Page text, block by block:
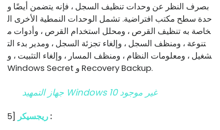
بصرف النظر عن وحدات تنظيف السجل ، فإنه يتضمن أيضًا و
حدة سطح مكتب افتراضية. تشمل الوحدات النمطية الأخرى ال
خاصة به تنظيف القرص ، ومحلل استخدام القرص ، وأدوات م
تنوعة ، ومنظف السجل ، وإلغاء تجزئة السجل ، ومدير بدء الت
شغيل ، ومعلومات النظام ، ومنظف المسار ، وإلغاء التثبيت ، و
Windows Secret و Recovery Backup.
جهاز التمهيد Windows 10 غير موجود
5] ريجسيكر :